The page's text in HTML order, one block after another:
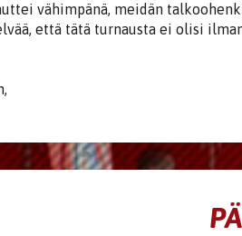
vähimpänä, meidän
että tätä turnausta ei olisi